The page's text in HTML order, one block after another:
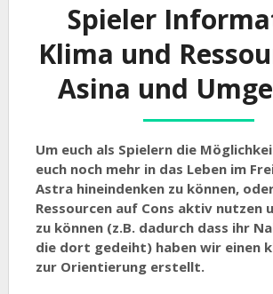
Spieler
Klima und
Asina und
Um euch als Spielern die
euch noch mehr in das Leben im
Astra hineindenken zu können,
Ressourcen auf Cons aktiv nutzen
zu können (z.B. dadurch dass ihr
die dort gedeiht) haben wir einen
zur Orientierung erstellt.